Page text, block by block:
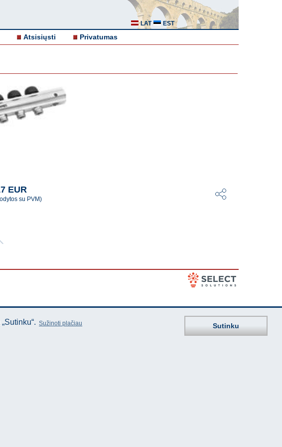
LAT EST
Atsisiųsti Privatumas
EUR
su PVM)
Sužinoti plačiau Sutinku